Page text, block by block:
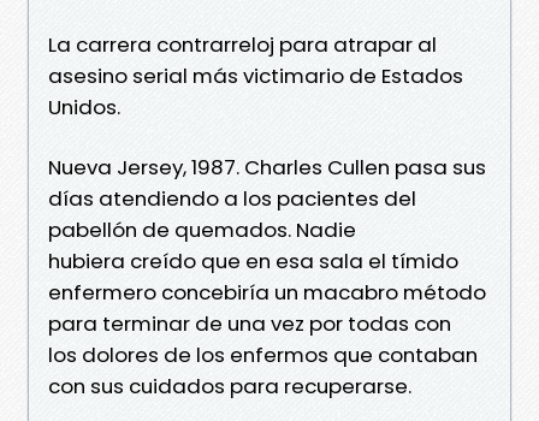
La carrera contrarreloj para atrapar al
asesino serial más victimario de Estados
Unidos.
Nueva Jersey, 1987. Charles Cullen pasa sus
días atendiendo a los pacientes del
pabellón de quemados. Nadie
hubiera creído que en esa sala el tímido
enfermero concebiría un macabro método
para terminar de una vez por todas con
los dolores de los enfermos que contaban
con sus cuidados para recuperarse.